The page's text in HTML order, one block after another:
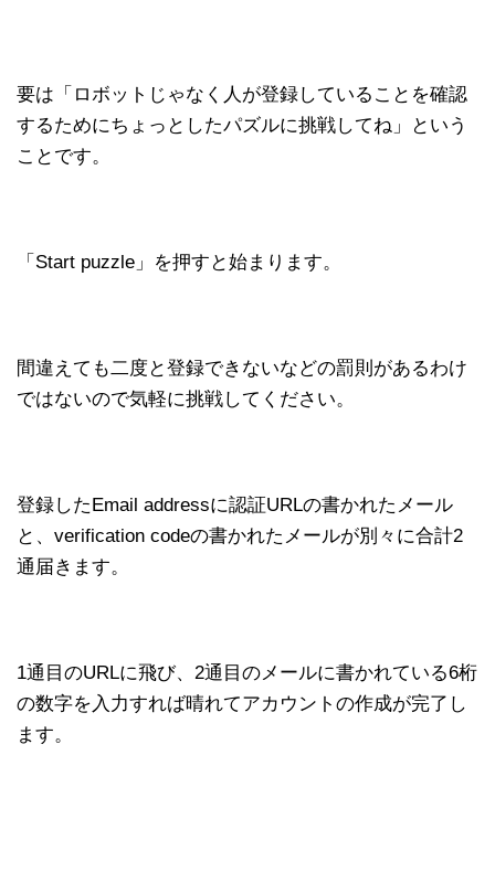
要は「ロボットじゃなく人が登録していることを確認
するためにちょっとしたパズルに挑戦してね」という
ことです。
「Start puzzle」を押すと始まります。
間違えても二度と登録できないなどの罰則があるわけ
ではないので気軽に挑戦してください。
登録したEmail addressに認証URLの書かれたメール
と、verification codeの書かれたメールが別々に合計2
通届きます。
1通目のURLに飛び、2通目のメールに書かれている6桁
の数字を入力すれば晴れてアカウントの作成が完了し
ます。